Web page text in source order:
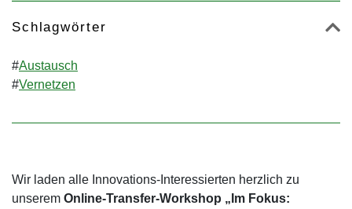
Schlagwörter
#Austausch
#Vernetzen
Wir laden alle Innovations-Interessierten herzlich zu
unserem Online-Transfer-Workshop „Im Fokus: